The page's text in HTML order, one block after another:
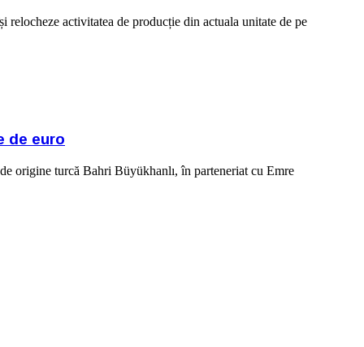
activitatea de producție din actuala unitate de pe
de euro
origine turcă Bahri Büyükhanlı, în parteneriat cu Emre